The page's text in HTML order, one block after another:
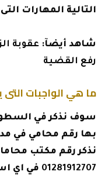
التالية المهارات
شاهد أيضآ: عقوبة
رفع القضية
ما هي الواجبات
سوف نذكر في السطور
بها رقم محامي في
نذكر رقم مكتب
01281912707 في اي